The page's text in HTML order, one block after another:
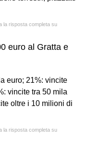
la risposta completa su
euro al Gratta e
euro; 21%: vincite
vincite tra 50 mila
oltre i 10 milioni di
la risposta completa su